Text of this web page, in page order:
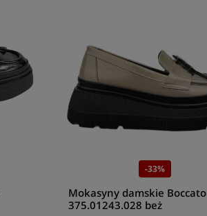
-33%
Mokasyny damskie Boccato
375.01243.028 beż